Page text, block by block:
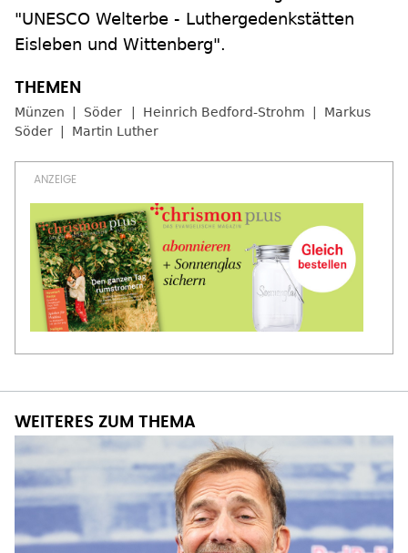
"UNESCO Welterbe - Luthergedenkstätten
Eisleben und Wittenberg".
Münzen Söder Heinrich Bedford-Strohm
Markus
Söder
Martin Luther
WEITERES ZUM THEMA